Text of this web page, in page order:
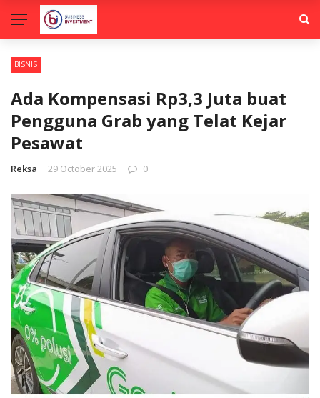
BISNIS
Ada Kompensasi Rp3,3 Juta buat
Pengguna Grab yang Telat Kejar
Pesawat
Reksa 29 October 2025 0